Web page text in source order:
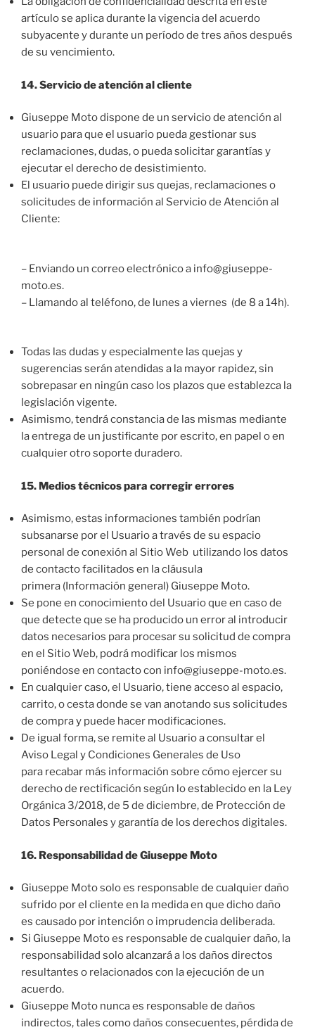
artículo se aplica durante la vigencia del acuerdo
subyacente y durante un período de tres años después
de su vencimiento.
14. Servicio de atención al cliente
Giuseppe Moto dispone de un servicio de atención al
usuario para que el usuario pueda gestionar sus
reclamaciones, dudas, o pueda solicitar garantías y
ejecutar el derecho de desistimiento.
El usuario puede dirigir sus quejas, reclamaciones o
solicitudes de información al Servicio de Atención al
Cliente:
– Enviando un correo electrónico a info@giuseppe-
moto.es.
– Llamando al teléfono, de lunes a viernes (de 8 a 14h).
Todas las dudas y especialmente las quejas y
sugerencias serán atendidas a la mayor rapidez, sin
sobrepasar en ningún caso los plazos que establezca la
legislación vigente.
Asimismo, tendrá constancia de las mismas mediante
la entrega de un justificante por escrito, en papel o en
cualquier otro soporte duradero.
15. Medios técnicos para corregir errores
Asimismo, estas informaciones también podrían
subsanarse por el Usuario a través de su espacio
personal de conexión al Sitio Web utilizando los datos
de contacto facilitados en la cláusula
primera (Información general) Giuseppe Moto.
Se pone en conocimiento del Usuario que en caso de
que detecte que se ha producido un error al introducir
datos necesarios para procesar su solicitud de compra
en el Sitio Web, podrá modificar los mismos
poniéndose en contacto con info@giuseppe-moto.es.
En cualquier caso, el Usuario, tiene acceso al espacio,
carrito, o cesta donde se van anotando sus solicitudes
de compra y puede hacer modificaciones.
De igual forma, se remite al Usuario a consultar el
Aviso Legal y Condiciones Generales de Uso
para recabar más información sobre cómo ejercer su
derecho de rectificación según lo establecido en la Ley
Orgánica 3/2018, de 5 de diciembre, de Protección de
Datos Personales y garantía de los derechos digitales.
16. Responsabilidad de Giuseppe Moto
Giuseppe Moto solo es responsable de cualquier daño
sufrido por el cliente en la medida en que dicho daño
es causado por intención o imprudencia deliberada.
Si Giuseppe Moto es responsable de cualquier daño, la
responsabilidad solo alcanzará a los daños directos
resultantes o relacionados con la ejecución de un
acuerdo.
Giuseppe Moto nunca es responsable de daños
indirectos, tales como daños consecuentes, pérdida de